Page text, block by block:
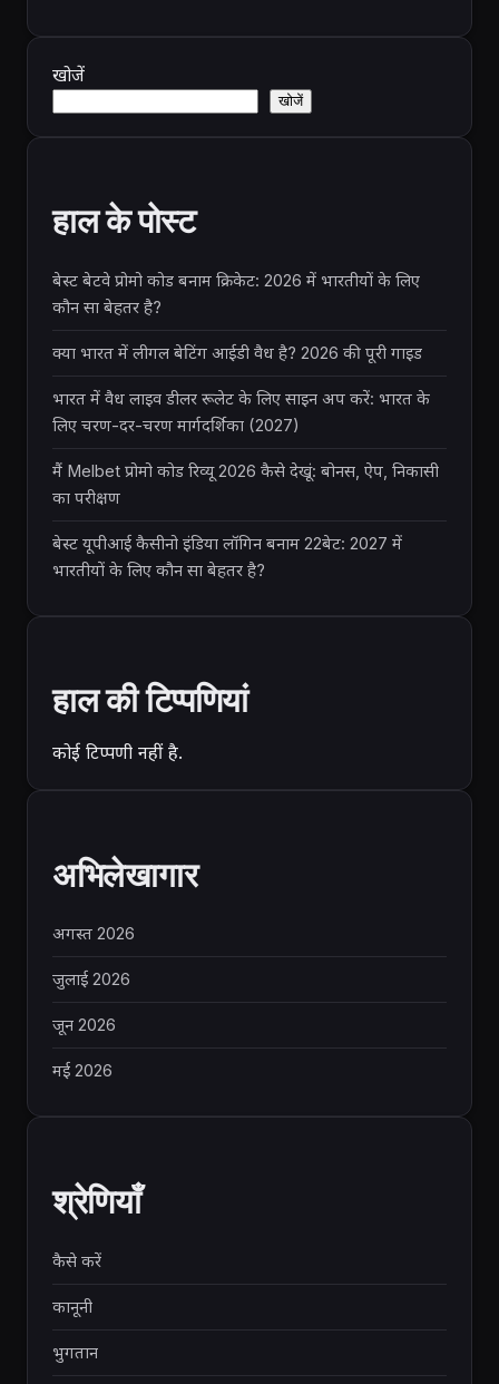
खोजें
खोजें
हाल के पोस्ट
बेस्ट बेटवे प्रोमो कोड बनाम क्रिकेट: 2026 में भारतीयों के लिए
कौन सा बेहतर है?
क्या भारत में लीगल बेटिंग आईडी वैध है? 2026 की पूरी गाइड
भारत में वैध लाइव डीलर रूलेट के लिए साइन अप करें: भारत के
लिए चरण-दर-चरण मार्गदर्शिका (2027)
मैं Melbet प्रोमो कोड रिव्यू 2026 कैसे देखूं: बोनस, ऐप, निकासी
का परीक्षण
बेस्ट यूपीआई कैसीनो इंडिया लॉगिन बनाम 22बेट: 2027 में
भारतीयों के लिए कौन सा बेहतर है?
हाल की टिप्पणियां
कोई टिप्पणी नहीं है.
अभिलेखागार
अगस्त 2026
जुलाई 2026
जून 2026
मई 2026
श्रेणियाँ
कैसे करें
कानूनी
भुगतान